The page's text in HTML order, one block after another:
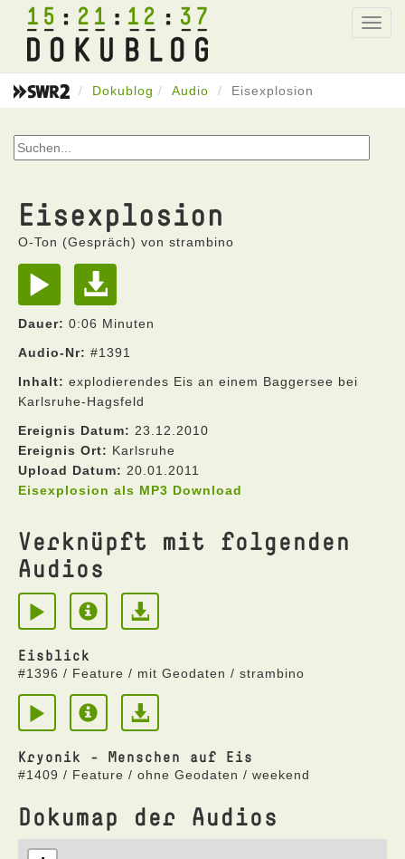
15 21 12 37
Dokublog Audio Eisexplosion
Eisexplosion
O-Ton (Gespräch) von strambino
Dauer: 0:06 Minuten
Audio-Nr: #1391
Inhalt: explodierendes Eis an einem Baggersee bei
Karlsruhe-Hagsfeld
Ereignis Datum: 23.12.2010
Ereignis Ort: Karlsruhe
Upload Datum: 20.01.2011
Eisexplosion als MP3 Download
Verknüpft mit folgenden
Audios
Eisblick
#1396 / Feature / mit Geodaten / strambino
Kryonik - Menschen auf Eis
#1409 / Feature / ohne Geodaten / weekend
Dokumap der Audios